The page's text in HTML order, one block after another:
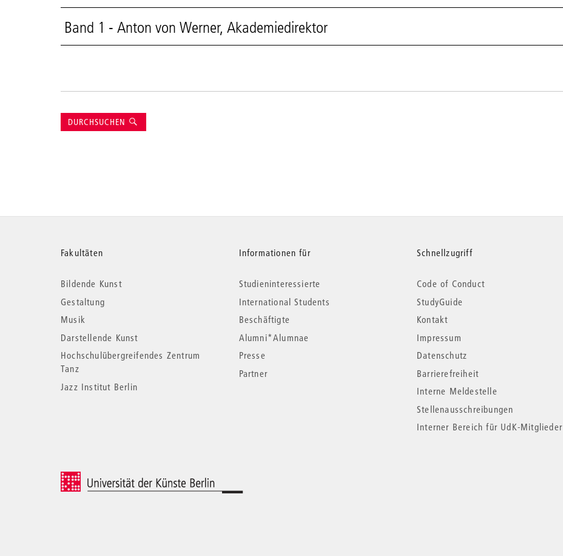
Band 1 - Anton von Werner, Akademiedirektor
Suche
DURCHSUCHEN
Weitere
Informationen
Fakultäten
Bildende Kunst
Gestaltung
Musik
Darstellende Kunst
Hochschulübergreifendes Zentrum
Tanz
Jazz Institut Berlin
Informationen für
Studieninteressierte
International Students
Beschäftigte
Alumni*Alumnae
Presse
Partner
Schnellzugriff
Code of Conduct
StudyGuide
Kontakt
Impressum
Datenschutz
Barrierefreiheit
Interne Meldestelle
Stellenausschreibungen
Interner Bereich für UdK-Mitglieder
© 2026 Universität der Künste Berlin